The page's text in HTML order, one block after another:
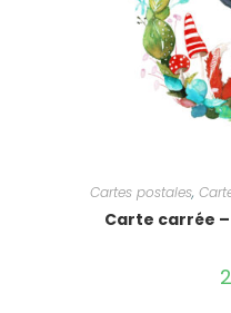
Cartes postales,
Carte carrée